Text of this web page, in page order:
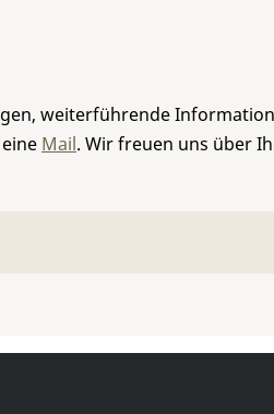
weiterführende
Mail. Wir freuen uns über